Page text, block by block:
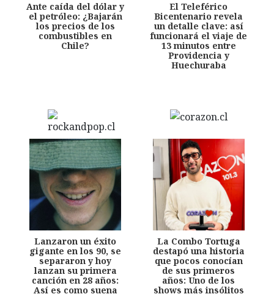
Ante caída del dólar y
el petróleo: ¿Bajarán
los precios de los
combustibles en
Chile?
El Teleférico
Bicentenario revela
un detalle clave: así
funcionará el viaje de
13 minutos entre
Providencia y
Huechuraba
Lanzaron un éxito
gigante en los 90, se
separaron y hoy
lanzan su primera
canción en 28 años:
Así es como suena
La Combo Tortuga
destapó una historia
que pocos conocían
de sus primeros
años: Uno de los
shows más insólitos